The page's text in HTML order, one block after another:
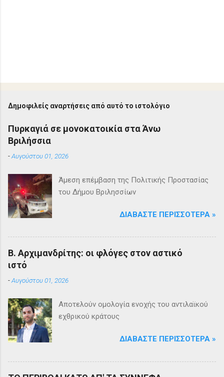
Δημοφιλείς αναρτήσεις από αυτό το ιστολόγιο
Πυρκαγιά σε μονοκατοικία στα Άνω
Βριλήσσια
-Αυγούστου 01, 2026
Άμεση επέμβαση της Πολιτικής Προστασίας
του Δήμου Βριλησσίων
ΔΙΑΒΆΣΤΕ ΠΕΡΙΣΣΌΤΕΡΑ »
Β. Αρχιμανδρίτης: οι φλόγες στον αστικό
ιστό
-Αυγούστου 01, 2026
Αποτελούν ομολογία ενοχής του αντιλαϊκού
εχθρικού κράτους
ΔΙΑΒΆΣΤΕ ΠΕΡΙΣΣΌΤΕΡΑ »